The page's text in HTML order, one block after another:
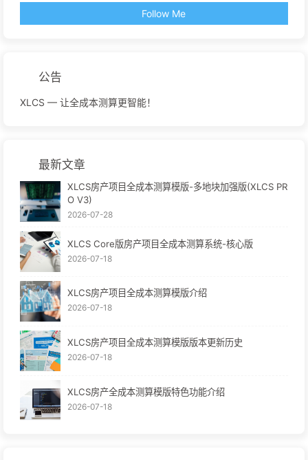
Follow Me
公告
XLCS — 让全成本测算更智能！
最新文章
XLCS房产项目全成本测算模版-多地块加强版(XLCS PR
O V3)
2026-07-28
XLCS Core版房产项目全成本测算系统-核心版
2026-07-18
XLCS房产项目全成本测算模版介绍
2026-07-18
XLCS房产项目全成本测算模版版本更新历史
2026-07-18
XLCS房产全成本测算模版特色功能介绍
2026-07-18